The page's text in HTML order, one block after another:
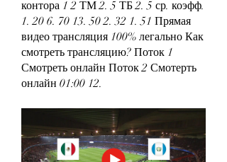
контора 1 2 ТМ 2. 5 ТБ 2. 5 ср. коэфф.
1. 20 6. 70 13. 50 2. 32 1. 51 Прямая
видео трансляция 100% легально Как
смотреть трансляцию? Поток 1
Смотреть онлайн Поток 2 Смотерть
онлайн 01:00 12.